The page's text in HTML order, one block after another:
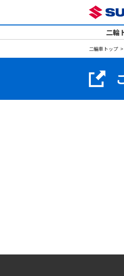
二輪
二輪車トップ